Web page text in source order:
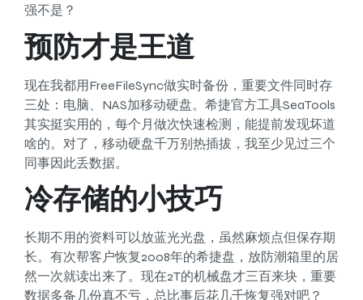
强不是？
预防才是王道
现在我都用FreeFileSync做实时备份，重要文件同时存
三处：电脑、NAS加移动硬盘。希捷官方工具SeaTools
其实挺实用的，每个月做次快速检测，能提前发现坏道
啥的。对了，移动硬盘千万别热插拔，我至少见过三个
同事因此丢数据。
冷存储的小技巧
长期不用的资料可以放蓝光光盘，虽然麻烦点但保存期
长。有次帮客户恢复2008年的希捷盘，放防潮箱里的居
然一次就读出来了。现在2T的机械盘才三百来块，重要
数据多备几份真不亏，总比事后花几千恢复强对吧？